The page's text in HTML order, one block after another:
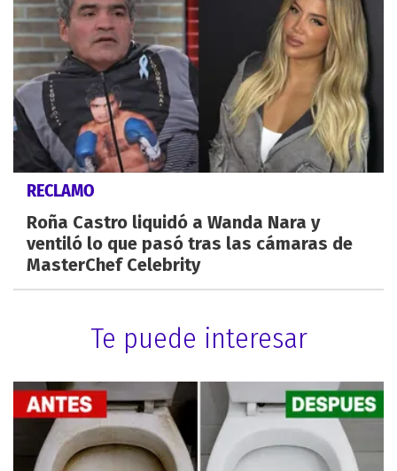
RECLAMO
Roña Castro liquidó a Wanda Nara y
ventiló lo que pasó tras las cámaras de
MasterChef Celebrity
Te puede interesar